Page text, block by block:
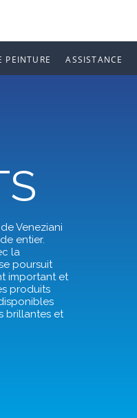
PEINTURE ASSISTANCE
Veneziani
entier.
la
poursuit
important et
produits
brillantes et